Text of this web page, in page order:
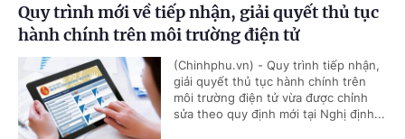
Quy trình mới về tiếp nhận, giải quyết thủ tục
hành chính trên môi trường điện tử
(Chinhphu.vn) - Quy trình tiếp nhận,
giải quyết thủ tục hành chính trên
môi trường điện tử vừa được chỉnh
sửa theo quy định mới tại Nghị định...